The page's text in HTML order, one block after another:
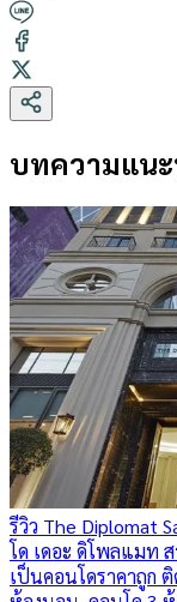
บทความแน
รีวิว The Diplomat
โด เดอะ ดิโพลแมท
เป็นคอนโดราคาถูก